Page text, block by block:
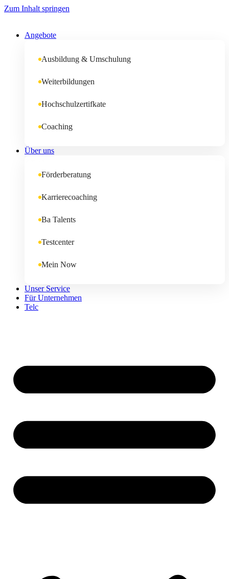
Zum Inhalt springen
Angebote
Ausbildung & Umschulung
Weiterbildungen
Hochschulzertifkate
Coaching
Über uns
Förderberatung
Karrierecoaching
Ba Talents
Testcenter
Mein Now
Unser Service
Für Unternehmen
Telc